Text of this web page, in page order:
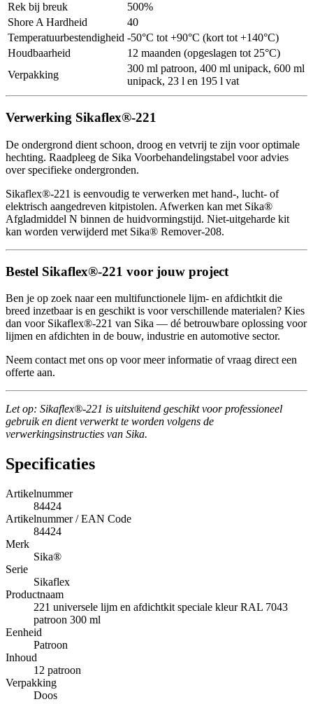
Rek bij breuk
500%
Shore A Hardheid
40
Temperatuurbestendigheid -50°C tot +90°C (kort tot +140°C)
Houdbaarheid
12 maanden (opgeslagen tot 25°C)
Verpakking
300 ml patroon, 400 ml unipack, 600 ml
unipack, 23 l en 195 l vat
Verwerking Sikaflex®-221
De ondergrond dient schoon, droog en vetvrij te zijn voor optimale
hechting. Raadpleeg de Sika Voorbehandelingstabel voor advies
over specifieke ondergronden.
Sikaflex®-221 is eenvoudig te verwerken met hand-, lucht- of
elektrisch aangedreven kitpistolen. Afwerken kan met Sika®
Afgladmiddel N binnen de huidvormingstijd. Niet-uitgeharde kit
kan worden verwijderd met Sika® Remover-208.
Bestel Sikaflex®-221 voor jouw project
Ben je op zoek naar een multifunctionele lijm- en afdichtkit die
breed inzetbaar is en geschikt is voor verschillende materialen? Kies
dan voor Sikaflex®-221 van Sika — dé betrouwbare oplossing voor
lijmen en afdichten in de bouw, industrie en automotive sector.
Neem contact met ons op voor meer informatie of vraag direct een
offerte aan.
Let op: Sikaflex®-221 is uitsluitend geschikt voor professioneel
gebruik en dient verwerkt te worden volgens de
verwerkingsinstructies van Sika.
Specificaties
Artikelnummer
84424
Artikelnummer / EAN Code
84424
Merk
Sika®
Serie
Sikaflex
Productnaam
221 universele lijm en afdichtkit speciale kleur RAL 7043
patroon 300 ml
Eenheid
Patroon
Inhoud
12 patroon
Verpakking
Doos